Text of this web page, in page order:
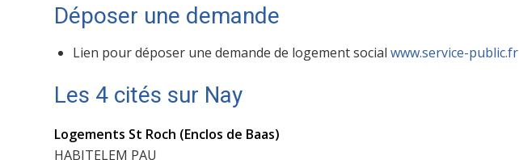
Déposer une demande
Lien pour déposer une demande de logement social www.service-public.fr
Les 4 cités sur Nay
Logements St Roch (Enclos de Baas)
HABITELEM PAU